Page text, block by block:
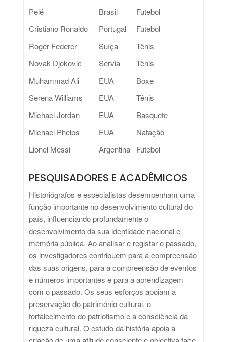
Pelé
Brasil
Futebol
Cristiano Ronaldo
Portugal
Futebol
Roger Federer
Suíça
Tênis
Novak Djokovic
Sérvia
Tênis
Muhammad Ali
EUA
Boxe
Serena Williams
EUA
Tênis
Michael Jordan
EUA
Basquete
Michael Phelps
EUA
Natação
Lionel Messi
Argentina Futebol
PESQUISADORES E ACADÊMICOS
Historiógrafos e especialistas desempenham uma
função importante no desenvolvimento cultural do
país, influenciando profundamente o
desenvolvimento da sua identidade nacional e
memória pública. Ao analisar e registar o passado,
os investigadores contribuem para a compreensão
das suas origens, para a compreensão de eventos
e números importantes e para a aprendizagem
com o passado. Os seus esforços apoiam a
preservação do património cultural, o
fortalecimento do patriotismo e a consciência da
riqueza cultural. O estudo da história apoia a